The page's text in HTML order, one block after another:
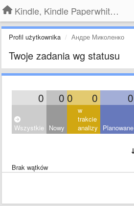
Kindle, Kindle Paperwhite, Kindle Voyage
Profil użytkownika Андре Миколенко
Twoje zadania wg statusu
0 0 0 0 0
Wszystkie Nowy
w
trakcie
analizy
Planowane
Brak wątków